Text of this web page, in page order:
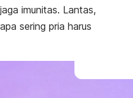
imunitas. Lantas,
sering pria harus